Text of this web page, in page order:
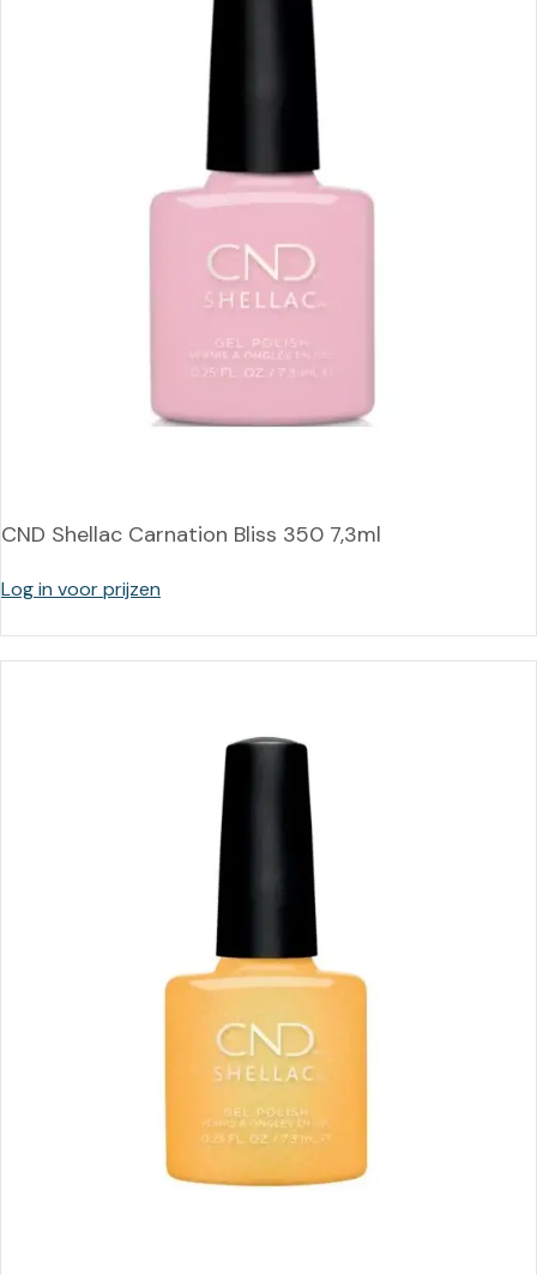
CND Shellac Carnation Bliss 350 7,3ml
Log in voor prijzen